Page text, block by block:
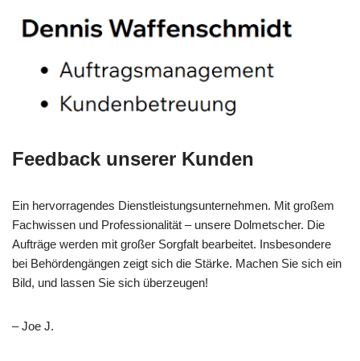
Feedback unserer Kunden
Ein hervorragendes Dienstleistungsunternehmen. Mit großem
Fachwissen und Professionalität – unsere Dolmetscher. Die
Aufträge werden mit großer Sorgfalt bearbeitet. Insbesondere
bei Behördengängen zeigt sich die Stärke. Machen Sie sich ein
Bild, und lassen Sie sich überzeugen!
– Joe J.